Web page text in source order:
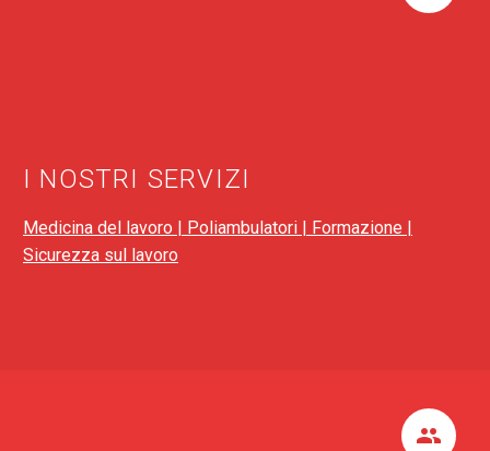
I NOSTRI SERVIZI
Medicina del lavoro | Poliambulatori | Formazione |
Sicurezza sul lavoro

